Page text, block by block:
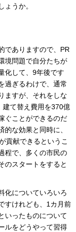
ょうか。
でありますので、PR
境問題で自分たちが
化して、9年後です
過ぎるわけで、通常
ますが、それをしな
建て替え費用を370億
ぐことができるのだ
な効果と同時に、
貢献できるというこ
程で、多くの市民の
のスタートをすると
化についていろいろ
すけれども、1カ月前
いったものについて
ルをどうやって習得